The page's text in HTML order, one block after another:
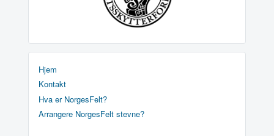
Hjem
Kontakt
Hva er NorgesFelt?
Arrangere NorgesFelt stevne?